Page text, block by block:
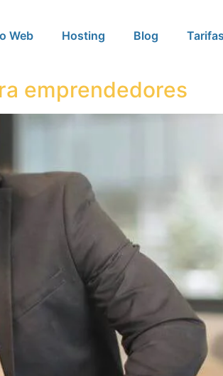
Web Hosting Blog Tarifas
emprendedores